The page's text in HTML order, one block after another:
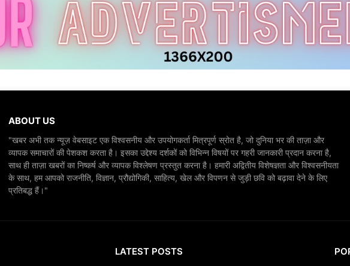
ABOUT US
"खबर अभी तक न्यूज़ वेबसाइट एक विश्वसनीय और उपयोगकर्ता मित्रपूर्ण स्रोत है, जो दुनिया भर की ताज़ा और
व्यापक समाचारों की पेशकश करता है। इसका उद्देश्य दर्शकों को विभिन्न विषयों पर गहरी जानकारी प्रदान करना है,
साथ ही ताज़ा खबरों का निष्कर्ष और व्यापक विश्लेषण प्रस्तुत करना है। हमारी अद्वितीय विशेषज्ञता और विश्वसनीयता
के साथ, हम आपको राजनीति, विज्ञान, प्रौद्योगिकी, साहित्य, खेल और विपणन से जुड़ी छवि को बढ़ावा देने के लिए
प्रतिबद्ध हैं।"
LATEST POSTS